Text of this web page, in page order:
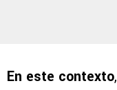
En este contexto,